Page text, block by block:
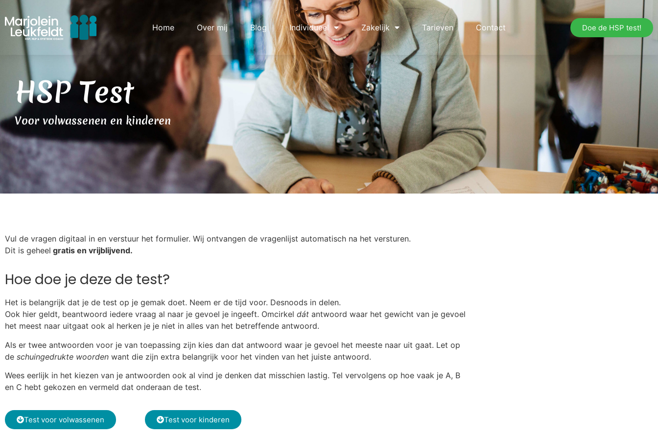
Home Over mij Blog Individueel Zakelijk Tarieven Contact Doe de HSP test!
HSP Test
Voor volwassenen en kinderen
Vul de vragen digitaal in en verstuur het formulier. Wij ontvangen de vragenlijst automatisch na het versturen.
Dit is geheel gratis en vrijblijvend.
Hoe doe je deze de test?
Het is belangrijk dat je de test op je gemak doet. Neem er de tijd voor. Desnoods in delen.
Ook hier geldt, beantwoord iedere vraag al naar je gevoel je ingeeft. Omcirkel dát antwoord waar het gewicht van je gevoel
het meest naar uitgaat ook al herken je je niet in alles van het betreffende antwoord.
Als er twee antwoorden voor je van toepassing zijn kies dan dat antwoord waar je gevoel het meeste naar uit gaat. Let op
de schuingedrukte woorden want die zijn extra belangrijk voor het vinden van het juiste antwoord.
Wees eerlijk in het kiezen van je antwoorden ook al vind je denken dat misschien lastig. Tel vervolgens op hoe vaak je A, B
en C hebt gekozen en vermeld dat onderaan de test.
Test voor volwassenen Test voor kinderen